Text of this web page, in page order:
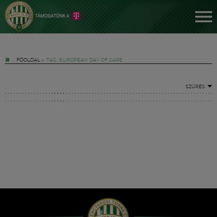
FŐOLDAL » TAG: EUROPEAN DAY OF CARE
SZŰRÉS
Hírek